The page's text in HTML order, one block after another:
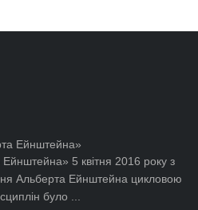
Ейнштейна» 5 квітня 2016 року з
Альберта Ейнштейна цикловою
було ...